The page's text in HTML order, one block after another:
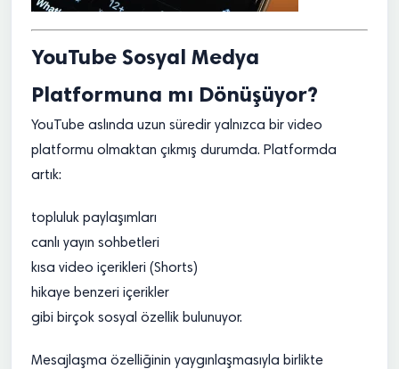
YouTube Sosyal Medya
Platformuna mı Dönüşüyor?
YouTube aslında uzun süredir yalnızca bir video
platformu olmaktan çıkmış durumda. Platformda
artık:
topluluk paylaşımları
canlı yayın sohbetleri
kısa video içerikleri (Shorts)
hikaye benzeri içerikler
gibi birçok sosyal özellik bulunuyor.
Mesajlaşma özelliğinin yaygınlaşmasıyla birlikte